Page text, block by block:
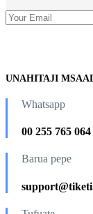
UNAHITAJI
Whatsapp
00 255 765
Barua pepe